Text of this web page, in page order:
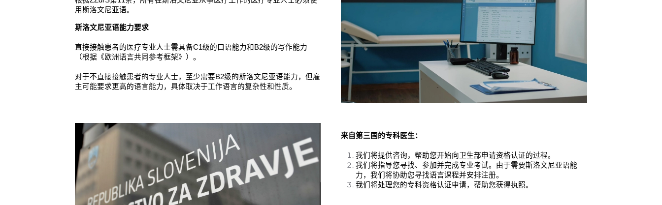
用斯洛文尼亚语。
斯洛文尼亚语能力要求
直接接触患者的医疗专业人士需具备C1级的口语能力和B2级的写作能力
（根据《欧洲语言共同参考框架》）。
对于不直接接触患者的专业人士，至少需要B2级的斯洛文尼亚语能力，但雇
主可能要求更高的语言能力，具体取决于工作语言的复杂性和性质。
来自第三国的专科医生：
我们将提供咨询，帮助您开始向卫生部申请资格认证的过程。
我们将指导您寻找、参加并完成专业考试。由于需要斯洛文尼亚语能
力，我们将协助您寻找语言课程并安排注册。
我们将处理您的专科资格认证申请，帮助您获得执照。